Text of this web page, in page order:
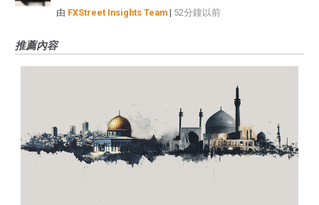
由 FXStreet Insights Team | 52分鐘以前
推薦內容